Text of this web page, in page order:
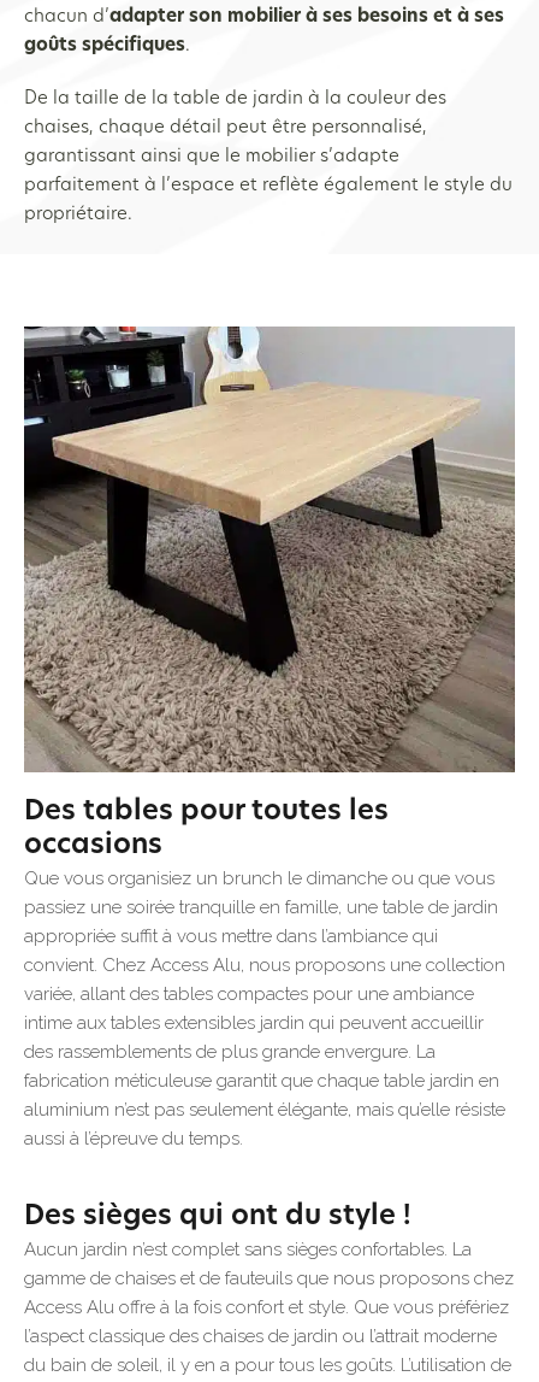
chacun d’adapter son mobilier à ses besoins et à ses
goûts spécifiques.
De la taille de la table de jardin à la couleur des
chaises, chaque détail peut être personnalisé,
garantissant ainsi que le mobilier s’adapte
parfaitement à l’espace et reflète également le style du
propriétaire.
Des tables pour toutes les
occasions
Que vous organisiez un brunch le dimanche ou que vous
passiez une soirée tranquille en famille, une table de jardin
appropriée suffit à vous mettre dans l’ambiance qui
convient. Chez Access Alu, nous proposons une collection
variée, allant des tables compactes pour une ambiance
intime aux tables extensibles jardin qui peuvent accueillir
des rassemblements de plus grande envergure. La
fabrication méticuleuse garantit que chaque table jardin en
aluminium n’est pas seulement élégante, mais qu’elle résiste
aussi à l’épreuve du temps.
Des sièges qui ont du style !
Aucun jardin n’est complet sans sièges confortables. La
gamme de chaises et de fauteuils que nous proposons chez
Access Alu offre à la fois confort et style. Que vous préfériez
l’aspect classique des chaises de jardin ou l’attrait moderne
du bain de soleil, il y en a pour tous les goûts. L’utilisation de